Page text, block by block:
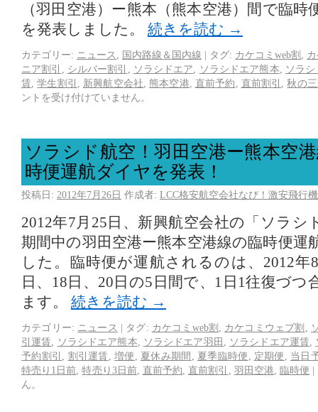
（羽田空港）ー熊本（熊本空港）間で臨
を発表しました。 続きを読む →
カテゴリー: ニュース 国内路線＆国内線 | タグ: カケコミweb割
ニア割引
シルバー割引 ソラシドエア ソラシドエア熊本
ソラ
賃 ,学生割引 新興航空会社 熊本空港 直前予約 直前割引 ,秋の
ントを受け付けていません。
ソラシド航空！羽田空港ー熊本空
時便運航ダイヤを発表！
投稿日: 2012年7月26日 作成者: LCC格安航空会社なび！激安飛行
2012年7月25日、新興航空会社の「ソラシ
期間中の羽田空港ー熊本空港線の臨時便運
した。臨時便が運航されるのは、2012年
日、18日、20日の5日間で、1日1往復づつ
ます。 続きを読む →
カテゴリー: ニュース | タグ: カケコミweb割 カケコミウェブ割
引運賃
ソラシドエア熊本 ソラシドエア羽田 ソラシドエア運賃
予約割引
割引運賃 ,増便 夏休み期間 夏季臨時便 定期便
当日
特売り1日前 ,特売り3日前, 直前予約 直前割引 羽田空港 臨時便 |
ん。